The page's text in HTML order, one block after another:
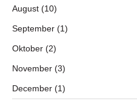
August (10)
September (1)
Oktober (2)
November (3)
December (1)